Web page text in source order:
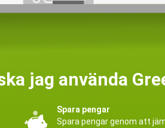
jag använda
Spara pengar
Spara pengar genom att